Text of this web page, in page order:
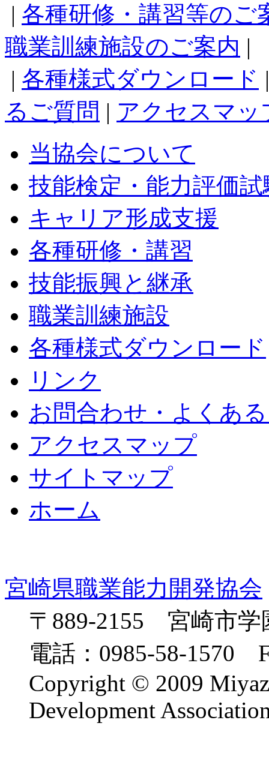
| 各種研修・講習等のご
職業訓練施設のご案内 |
| 各種様式ダウンロード
るご質問 | アクセスマッ
当協会について
技能検定・能力評価試
キャリア形成支援
各種研修・講習
技能振興と継承
職業訓練施設
各種様式ダウンロード
リンク
お問合わせ・よくあ
アクセスマップ
サイトマップ
ホーム
宮崎県職業能力開発協会
〒889-2155 宮崎市学
電話：0985-58-1570
Copyright © 2009
Development